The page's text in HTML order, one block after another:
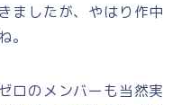
ましたが、やはり作中
。
ロのメンバーも当然実